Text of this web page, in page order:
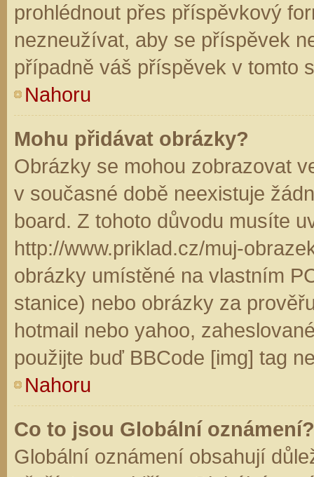
prohlédnout přes příspěvkový
nezneužívat, aby se příspěvek
případně váš příspěvek v tomto
Nahoru
Mohu přidávat obrázky?
Obrázky se mohou zobrazovat
v současné době neexistuje
board. Z tohoto důvodu musíte
http://www.priklad.cz/muj-
obrázky umístěné na vlastním
stanice) nebo obrázky za
hotmail nebo yahoo,
použijte buď BBCode [img] tag
Nahoru
Co to jsou Globální oznámení?
Globální oznámení obsahují